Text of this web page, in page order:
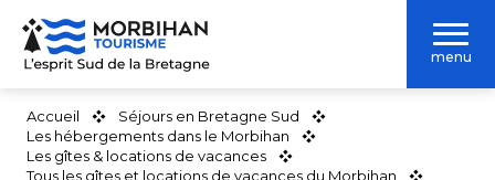
Aller
contenu
menu
Accueil
Séjours en Bretagne Sud
Les hébergements dans le Morbihan
Les gîtes & locations de vacances
Tous les gîtes et locations de vacances du Morbihan